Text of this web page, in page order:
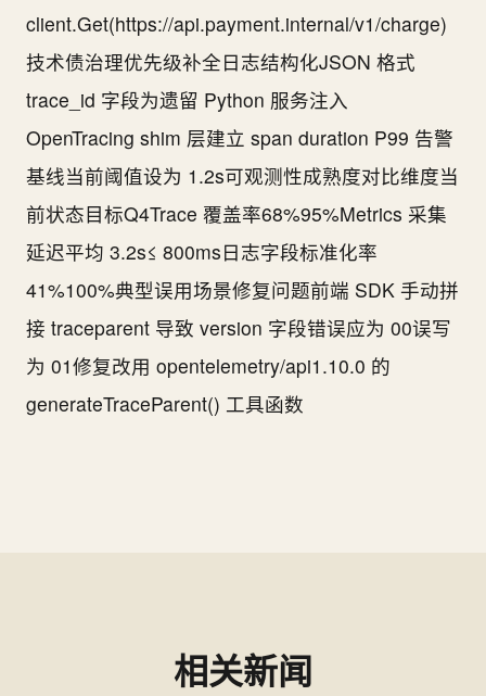
client.Get(https://api.payment.internal/v1/charge)
技术债治理优先级补全日志结构化JSON 格式
trace_id 字段为遗留 Python 服务注入
OpenTracing shim 层建立 span duration P99 告警
基线当前阈值设为 1.2s可观测性成熟度对比维度当
前状态目标Q4Trace 覆盖率68%95%Metrics 采集
延迟平均 3.2s≤ 800ms日志字段标准化率
41%100%典型误用场景修复问题前端 SDK 手动拼
接 traceparent 导致 version 字段错误应为 00误写
为 01修复改用 opentelemetry/api1.10.0 的
generateTraceParent() 工具函数
相关新闻